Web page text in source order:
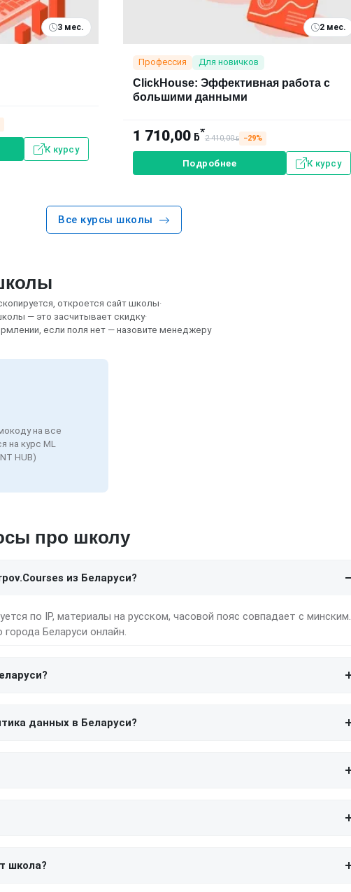
3 мес.
К курсу
2 мес.
Профессия Для новичков
ClickHouse: Эффективная работа с
большими данными
1 710,00ƃ*
2 410,00ƃ −29%
Подробнее К курсу
Все курсы школы
откроется сайт школы·
— это засчитывает скидку·
если поля нет — назовите менеджеру
на все
на курс ML
HUB)
про школу
из Беларуси?
по IP, материалы на русском, часовой пояс совпадает с минским.
Беларуси онлайн.
данных в Беларуси?
школа?